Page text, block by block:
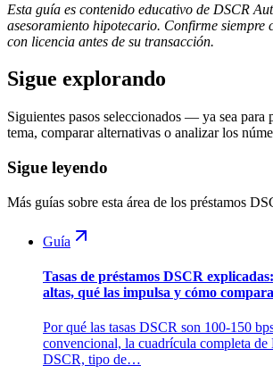
Esta guía es contenido educativo de DSCR
asesoramiento hipotecario. Confirme siempre
con licencia antes de su transacción.
Sigue explorando
Siguientes pasos seleccionados — ya sea para
tema, comparar alternativas o analizar los
Sigue leyendo
Más guías sobre esta área de los préstamos
Guía
Tasas de préstamos DSCR
altas, qué las impulsa y cómo
Por qué las tasas DSCR son 100-150
convencional, la cuadrícula completa
DSCR, tipo de…